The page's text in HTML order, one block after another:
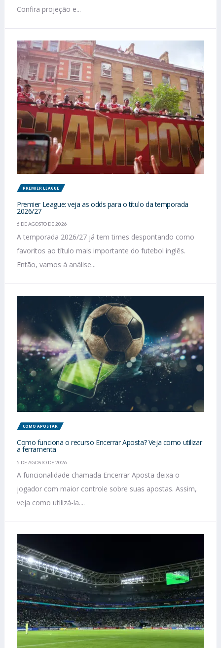
Confira projeção e...
PREMIER LEAGUE
Premier League: veja as odds para o título da temporada
2026/27
6 DE AGOSTO DE 2026
A temporada 2026/27 já tem times despontando como
favoritos ao título mais importante do futebol inglês.
Então, vamos à análise...
COMO APOSTAR
Como funciona o recurso Encerrar Aposta? Veja como utilizar
a ferramenta
5 DE AGOSTO DE 2026
A funcionalidade chamada Encerrar Aposta deixa o
jogador com maior controle sobre suas apostas. Assim,
veja como utilizá-la....